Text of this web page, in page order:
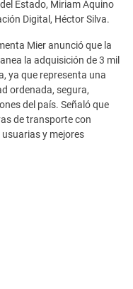
Estado, Miriam Aquino
Digital, Héctor Silva.
Mier anunció que la
la adquisición de 3 mil
ya que representa una
ordenada, segura,
del país. Señaló que
de transporte con
y mejores